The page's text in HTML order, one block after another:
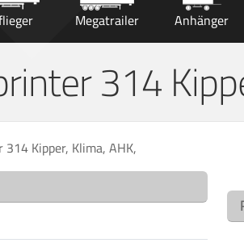
Megatrailer Anhänger
314
Kipper, Klima, AHK,